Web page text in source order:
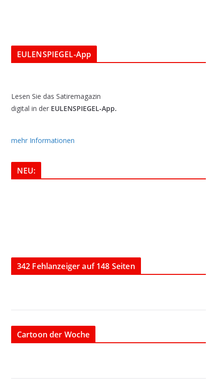
EULENSPIEGEL-App
Lesen Sie das Satiremagazin
digital in der EULENSPIEGEL-App.
mehr Informationen
NEU:
342 Fehlanzeiger auf 148 Seiten
Cartoon der Woche